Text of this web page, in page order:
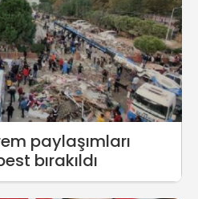
paylaşımları
bırakıldı